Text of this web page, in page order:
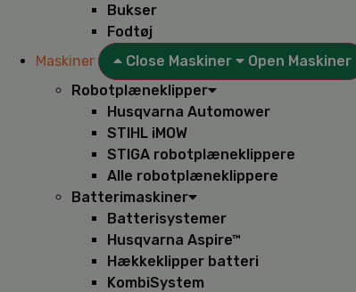
Bukser
Fodtøj
Maskiner
Close Maskiner
Open Maskiner
Robotplæneklipper
Husqvarna Automower
STIHL iMOW
STIGA robotplæneklippere
Alle robotplæneklippere
Batterimaskiner
Batterisystemer
Husqvarna Aspire™
Hækkeklipper batteri
KombiSystem